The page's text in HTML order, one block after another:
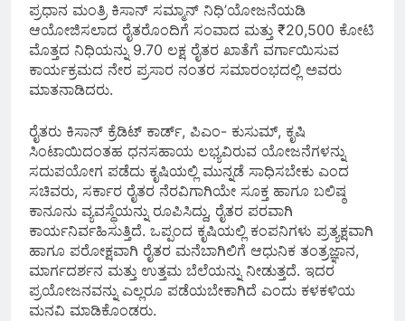
ಪ್ರಧಾನ ಮಂತ್ರಿ ಕಿಸಾನ್ ಸಮ್ಮಾನ್ ನಿಧಿ’ಯೋಜನೆಯಡಿ
ಆಯೋಜಿಸಲಾದ ರೈತರೊಂದಿಗೆ ಸಂವಾದ ಮತ್ತು ₹20,500 ಕೋಟಿ
ಮೊತ್ತದ ನಿಧಿಯನ್ನು 9.70 ಲಕ್ಷ ರೈತರ ಖಾತೆಗೆ ವರ್ಗಾಯಿಸುವ
ಕಾರ್ಯಕ್ರಮದ ನೇರ ಪ್ರಸಾರ ನಂತರ ಸಮಾರಂಭದಲ್ಲಿ ಅವರು
ಮಾತನಾಡಿದರು.
ರೈತರು ಕಿಸಾನ್ ಕ್ರೆಡಿಟ್ ಕಾರ್ಡ್, ಪಿಎಂ- ಕುಸುಮ್, ಕೃಷಿ
ಸಿಂಟಾಯಿದಂತಹ ಧನಸಹಾಯ ಲಭ್ಯವಿರುವ ಯೋಜನೆಗಳನ್ನು
ಸದುಪಯೋಗ ಪಡೆದು ಕೃಷಿಯಲ್ಲಿ ಮುನ್ನಡೆ ಸಾಧಿಸಬೇಕು ಎಂದ
ಸಚಿವರು, ಸರ್ಕಾರ ರೈತರ ನೆರವಿಗಾಗಿಯೇ ಸೂಕ್ತ ಹಾಗೂ ಬಲಿಷ್ಠ
ಕಾನೂನು ವ್ಯವಸ್ಥೆಯನ್ನು ರೂಪಿಸಿದ್ದು, ರೈತರ ಪರವಾಗಿ
ಕಾರ್ಯನಿರ್ವಹಿಸುತ್ತಿದೆ. ಒಪ್ಪಂದ ಕೃಷಿಯಲ್ಲಿ ಕಂಪನಿಗಳು ಪ್ರತ್ಯಕ್ಷವಾಗಿ
ಹಾಗೂ ಪರೋಕ್ಷವಾಗಿ ರೈತರ ಮನೆಬಾಗಿಲಿಗೆ ಆಧುನಿಕ ತಂತ್ರಜ್ಞಾನ,
ಮಾರ್ಗದರ್ಶನ ಮತ್ತು ಉತ್ತಮ ಬೆಲೆಯನ್ನು ನೀಡುತ್ತದೆ. ಇದರ
ಪ್ರಯೋಜನವನ್ನು ಎಲ್ಲರೂ ಪಡೆಯಬೇಕಾಗಿದೆ ಎಂದು ಕಳಕಳಿಯ
ಮನವಿ ಮಾಡಿಕೊಂಡರು.